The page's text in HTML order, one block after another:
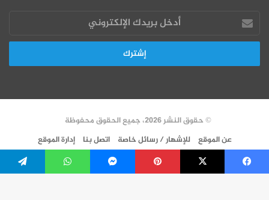
أدخل
بريدك
الإلكتروني
© حقوق النشر 2026، جميع الحقوق محفوظة
عن الموقع
للإشهار / رسائل خاصة اتصل بنا
إدارة الموقع
سياسة الخصوصية
VERSION FR
فيسبوك ‫X بينتيريست ماسنجر واتساب تيلقرام